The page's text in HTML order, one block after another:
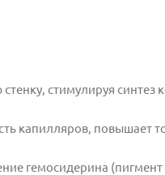
стенку, стимулируя
капилляров, повышает
гемосидерина (пигмент